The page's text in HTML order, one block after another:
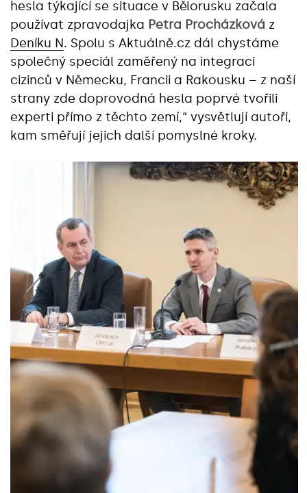
hesla týkající se situace v Bělorusku začala
používat zpravodajka Petra Procházková z
Deníku N. Spolu s Aktuálně.cz dál chystáme
společný speciál zaměřený na integraci
cizinců v Německu, Francii a Rakousku – z naší
strany zde doprovodná hesla poprvé tvořili
experti přímo z těchto zemí,“ vysvětlují autoři,
kam směřují jejich další pomyslné kroky.